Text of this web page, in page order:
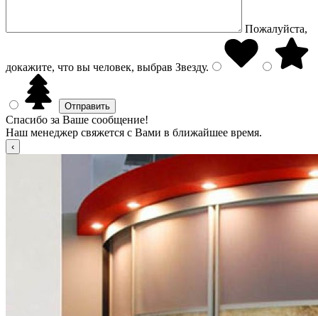
Пожалуйста,
докажите, что вы человек, выбрав Звезду.
Спасибо за Ваше сообщение!
Наш менеджер свяжется с Вами в ближайшее время.